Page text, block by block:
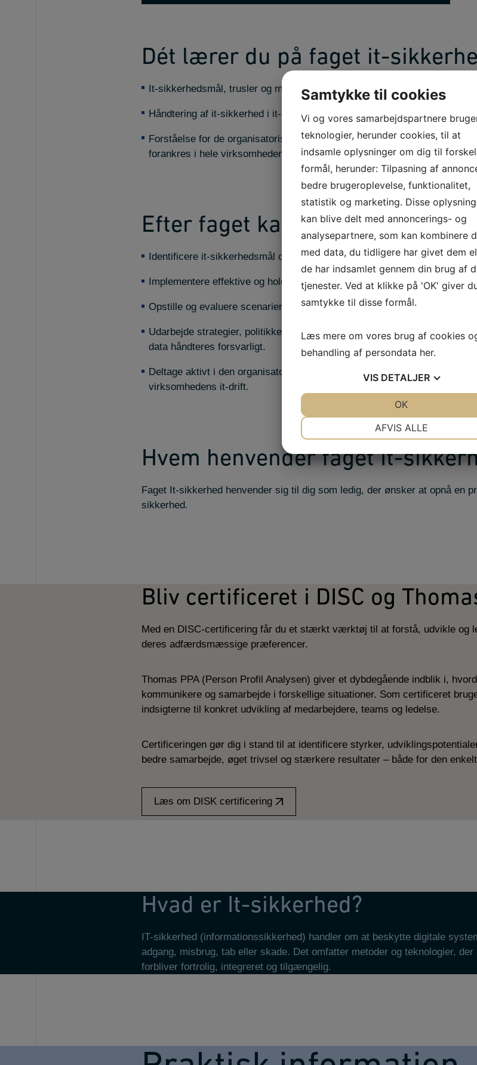
Dét lærer du på faget it-
It-sikkerhedsmål, trusler og mekanismer
Håndtering af it-sikkerhed i it-strategi og politik
Forståelse for de organisatoriske aspekter af it-sikkerhed og viden om,
forankres i hele virksomheden.
Efter faget kan du:
Identificere it-sikkerhedsmål og trusler
Implementere effektive og holdbare løsninger på identificerede it-
Opstille og evaluere scenarier for konkrete trusler mod it-sikkerheden i
Udarbejde strategier, politikker og procedurer, der styrker
data håndteres forsvarligt.
Deltage aktivt i den organisatoriske planlægning af it-funktioner, så
virksomhedens it-drift.
Hvem henvender faget It-
Faget It-sikkerhed henvender sig til dig som ledig, der ønsker at opnå en
sikkerhed.
Bliv certificeret i DISC og
Med en DISC-certificering får du et stærkt værktøj til at forstå, udvikle og
deres adfærdsmæssige præferencer.
Thomas PPA (Person Profil Analysen) giver et dybdegående indblik i,
kommunikere og samarbejde i forskellige situationer. Som certificeret
indsigterne til konkret udvikling af medarbejdere, teams og ledelse.
Certificeringen gør dig i stand til at identificere styrker,
bedre samarbejde, øget trivsel og stærkere resultater – både for den
Læs om DISK certificering
Hvad er It-sikkerhed?
IT-sikkerhed (informationssikkerhed) handler om at beskytte digitale
adgang, misbrug, tab eller skade. Det omfatter metoder og teknologier,
forbliver fortrolig, integreret og tilgængelig.
Samtykke til cookies
Vi og vores samarbejdspartnere
teknologier, herunder cookies, til at
indsamle oplysninger om dig til
formål, herunder: Tilpasning af
bedre brugeroplevelse, funktionalitet,
statistik og marketing. Disse
kan blive delt med annoncerings- og
analysepartnere, som kan kombinere
med data, du tidligere har givet dem
de har indsamlet gennem din brug af
tjenester. Ved at klikke på 'OK' giver
samtykke til disse formål.
Læs mere om vores brug af cookies
behandling af persondata her.
VIS DETALJER
MARKETING STATISTIK
AFVIS ALLE
OK